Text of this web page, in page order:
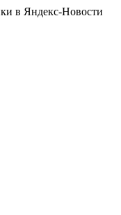
в Яндекс-Новости